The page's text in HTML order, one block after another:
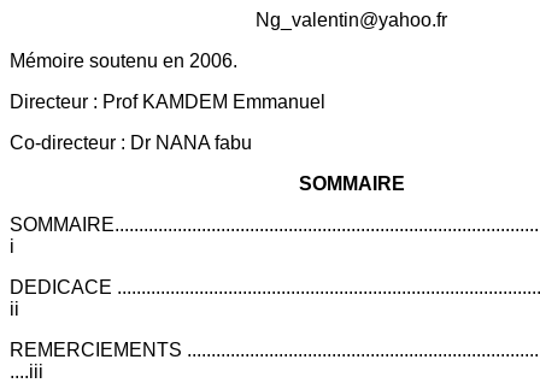
Ng_valentin@yahoo.fr
Mémoire soutenu en 2006.
Directeur : Prof KAMDEM Emmanuel
Co-directeur : Dr NANA fabu
SOMMAIRE
i
DEDICACE
ii
REMERCIEMENTS
....iii